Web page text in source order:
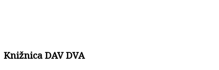
Knižnica DAV DVA